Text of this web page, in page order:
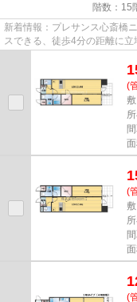
階数：15
新着情報：プレサンス心斎橋
スできる、徒歩4分の距離に立
(
(
(